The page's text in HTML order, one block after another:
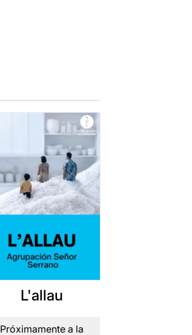
L'allau
Próximamente a la